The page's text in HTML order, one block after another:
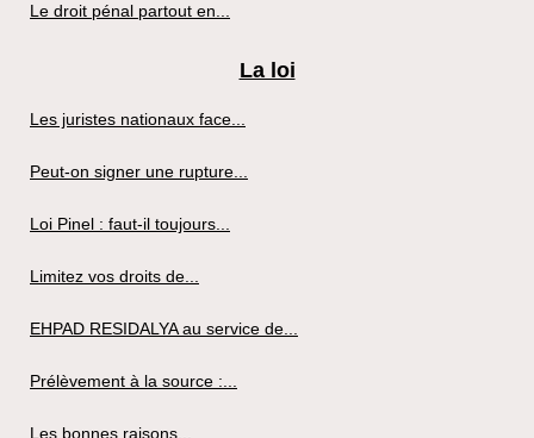
Le droit pénal partout en...
La loi
Les juristes nationaux face...
Peut-on signer une rupture...
Loi Pinel : faut-il toujours...
Limitez vos droits de...
EHPAD RESIDALYA au service de...
Prélèvement à la source :...
Les bonnes raisons...